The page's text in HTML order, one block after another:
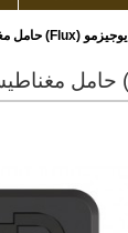
يوجيزمو (Flux) حامل مغناطيسى للتليفون المحمول داخل السيارة يعلق بفتحة التهوية و شاحن 4.8 أمبير بعدد 2 منفذ يو إس بى و ذو لون أسود